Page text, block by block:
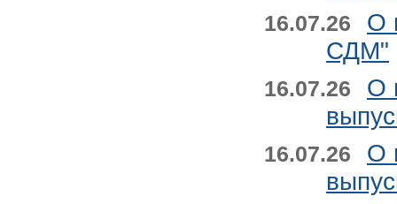
16.07.26
О
СДМ"
16.07.26
О
16.07.26
О